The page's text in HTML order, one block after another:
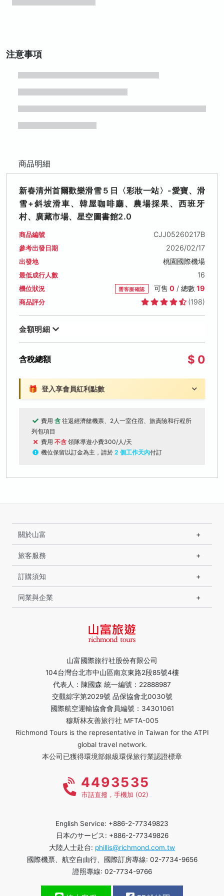
注意事項
商品明細
新春清州首爾歡樂滑雪５日〈彩妝一站〉-愛寶、滑
雪+斜坡滑車、韓屋咖啡廳、農場採果、西班牙
村、廣藏市場、星空圖書館2.0
商品編號 CJJ05260217B
參考出發日期 2026/02/17
出發地 桃園國際機場
最低成行人數 16
機位狀況 需客服確認 可售 0/ 總數19
商品評分 (198)
金額明細
含稅總額 $ 0
🎁 登入享會員紅利點數
費用 含 往返經濟艙機票、2人一室住宿、旅責險和行程所
列包項目
費用 不含 領隊導遊小費300/人/天
機位保留以訂金為主，請於 2 個工作天內付訂
山富國際旅行社股份有限公司
104台灣台北市中山區南京東路2段85號4樓
代表人：陳國森 統一編號：22888987
交觀綜字第2029號 品保協會北0030號
國際航空運輸協會會員編號：34301061
穆斯林友善旅行社 MFTA-005
Richmond Tours is the representative in Taiwan for the ATPI
global travel network.
本公司已獲得環境部銀級環保旅行業認證標章
關於山富
旅客服務
訂購須知
同業與企業
4493535
市話直撥，手機加 (02)
English Service: +886-2-77349823
日本のサービス: +886-2-77349826
大陸人士赴台: phillis@richmond.com.tw
國際機票、航空自由行、國際訂房專線: 02-7734-9656
證照專線: 02-7734-9766